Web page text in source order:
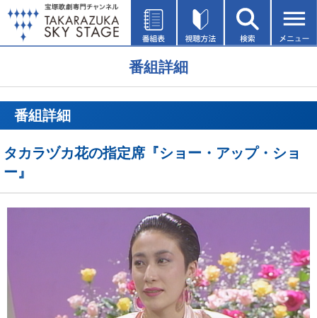
番組詳細
番組詳細
タカラヅカ花の指定席『ショー・アップ・ショ
ー』